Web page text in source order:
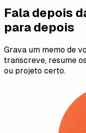
instalação de maio.
Gerado: 12 abr 2026,
↻ Regenerar
Fala depois
para depois
Grava um memo de
transcreve, resume
ou projeto certo.